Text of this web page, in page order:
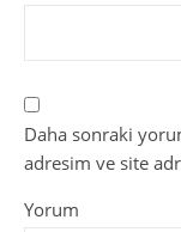
Daha sonraki
adresim ve site
Yorum